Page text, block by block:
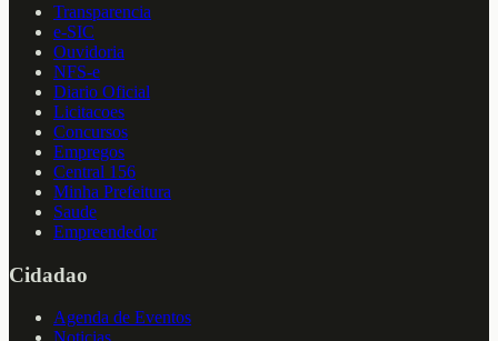
Transparencia
e-SIC
Ouvidoria
NFS-e
Diario Oficial
Licitacoes
Concursos
Empregos
Central 156
Minha Prefeitura
Saude
Empreendedor
Cidadao
Agenda de Eventos